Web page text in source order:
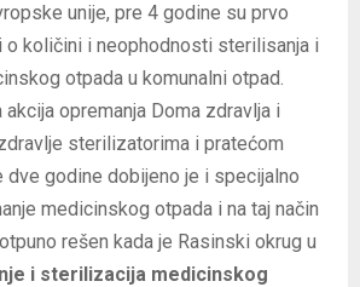
unije, pre 4 godine su prvo
o količini i neophodnosti sterilisanja i
otpada u komunalni otpad.
opremanja Doma zdravlja i
sterilizatorima i pratećom
dve godine dobijeno je i specijalno
medicinskog otpada i na taj način
rešen kada je Rasinski okrug u
i sterilizacija medicinskog